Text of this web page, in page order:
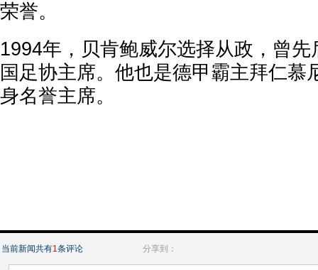
荣誉。
1994年，贝肯鲍威尔选择从政，曾
国足协主席。他也是德甲霸主拜仁慕
身名誉主席。
当前新闻共有1条评论 分享到：